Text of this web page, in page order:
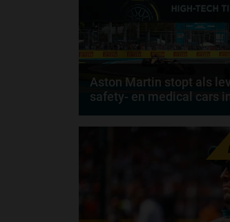
Aston Martin stopt als
safety- en medical cars
Aston Martin zal vanaf het
niet langer actief zijn als